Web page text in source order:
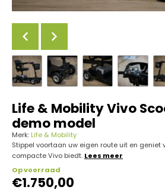
Life & Mobility Vivo
demo model
Merk: Life & Mobility
Stippel voortaan uw eigen route uit en geniet
compacte Vivo biedt. Lees meer
Op voorraad
€1.750,00